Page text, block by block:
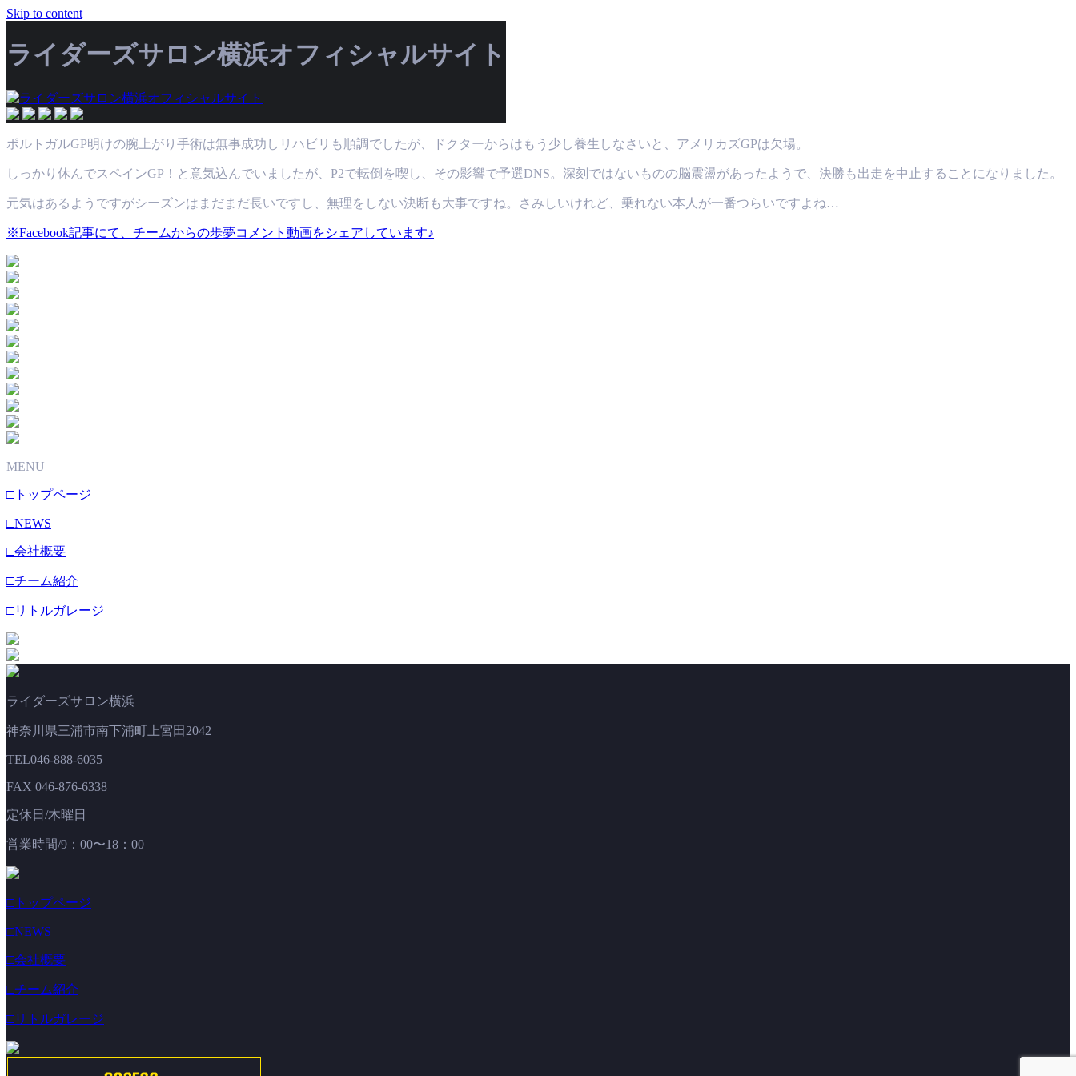
Skip to content
ライダーズサロン横浜オフィシャルサイト
新着情報
復帰戦のはずが～
ポルトガルGP明けの腕上がり手術は無事成功しリハビリも順調でしたが、ドクターからはもう少し養生しなさいと、アメリカズGPは欠場。
しっかり休んでスペインGP！と意気込んでいましたが、P2で転倒を喫し、その影響で予選DNS。深刻ではないものの脳震盪があったようで、決勝も出走を中止することになりました。
元気はあるようですがシーズンはまだまだ長いですし、無理をしない決断も大事ですね。さみしいけれど、乗れない本人が一番つらいですよね…
※Facebook記事にて、チームからの歩夢コメント動画をシェアしています♪
MENU
□トップページ
□NEWS
□会社概要
□チーム紹介
□リトルガレージ
ライダーズサロン横浜
神奈川県三浦市南下浦町上宮田2042
TEL046-888-6035
FAX 046-876-6338
定休日/木曜日
営業時間/9：00〜18：00
□トップページ
□NEWS
□会社概要
□チーム紹介
□リトルガレージ